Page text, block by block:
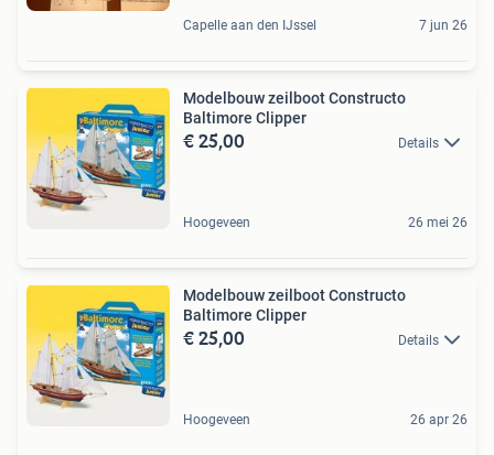
Capelle aan den IJssel 7 jun 26
Modelbouw zeilboot Constructo
Baltimore Clipper
€ 25,00 Details
Hoogeveen 26 mei 26
Modelbouw zeilboot Constructo
Baltimore Clipper
€ 25,00 Details
Hoogeveen 26 apr 26